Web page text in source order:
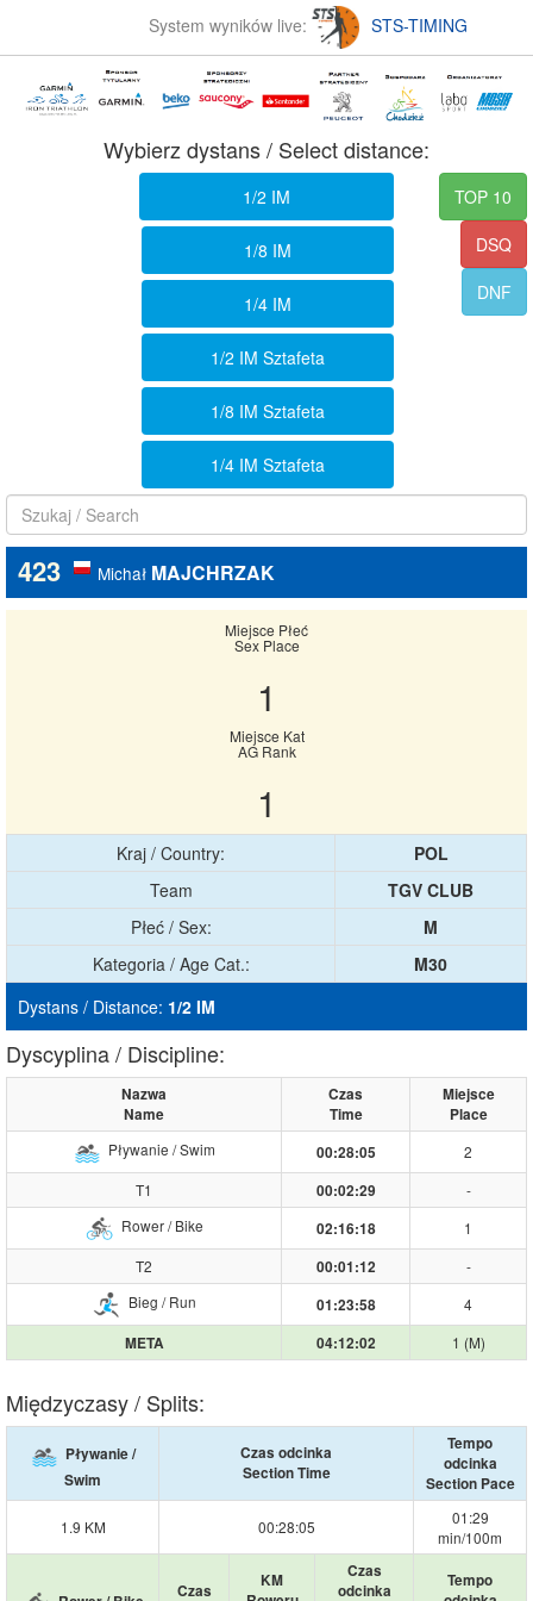
System wyników live: STS-TIMING
Wybierz dystans / Select distance:
1/2 IM
1/8 IM
1/4 IM
1/2 IM Sztafeta
1/8 IM Sztafeta
1/4 IM Sztafeta
TOP 10
DSQ
DNF
423 Michał MAJCHRZAK
Miejsce Płeć
Sex Place
1
Miejsce Kat
AG Rank
1
Kraj / Country:
POL
Team
TGV CLUB
Płeć / Sex:
M
Kategoria / Age Cat.:
M30
Dystans / Distance: 1/2 IM
Dyscyplina / Discipline:
Nazwa
Name
Czas
Time
Miejsce
Place
Pływanie / Swim
00:28:05
2
T1
00:02:29
-
Rower / Bike
02:16:18
1
T2
00:01:12
-
Bieg / Run
01:23:58
4
META
04:12:02 1 (M)
Międzyczasy / Splits:
Pływanie /
Swim
Czas odcinka
Section Time
Tempo
odcinka
Section Pace
1.9 KM 00:28:05
01:29
min/100m
Czas
KM
Czas
odcinka
Tempo